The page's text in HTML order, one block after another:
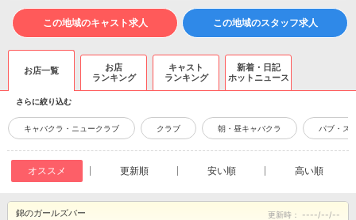
この地域のキャスト求人 この地域のスタッフ求人
お店一覧
お店
ランキング
キャスト
ランキング
新着・日記
ホットニュース
さらに絞り込む
キャバクラ・ニュークラブ クラブ 朝・昼キャバクラ パブ・ス
オススメ 更新順 安い順 高い順
錦のガールズバー 更新時： ----/--/--